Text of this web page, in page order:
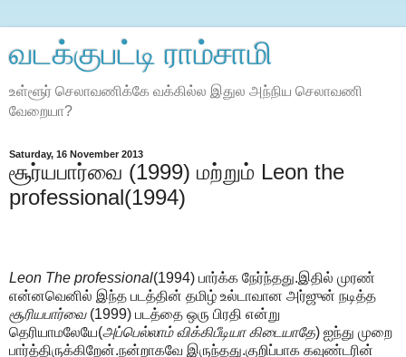
வடக்குபட்டி ராம்சாமி
உள்ளூர் செலாவணிக்கே வக்கில்ல இதுல அந்நிய செலாவணி
வேறையா?
Saturday, 16 November 2013
சூர்யபார்வை (1999) மற்றும் Leon the
professional(1994)
Leon The professional(1994) பார்க்க நேர்ந்தது.இதில் முரண்
என்னவெனில் இந்த படத்தின் தமிழ் உல்டாவான அர்ஜுன் நடித்த
சூரியபார்வை(1999) படத்தை ஒரு பிரதி என்று
தெரியாமலேயே(அப்பெல்லாம் விக்கிபீடியா கிடையாதே) ஐந்து முறை
பார்த்திருக்கிறேன்.நன்றாகவே இருந்தது.குறிப்பாக கவுண்டரின்